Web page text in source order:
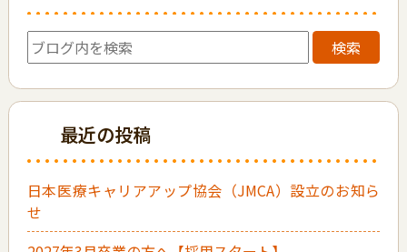
検索
最近の投稿
日本医療キャリアアップ協会（JMCA）設立のお知ら
せ